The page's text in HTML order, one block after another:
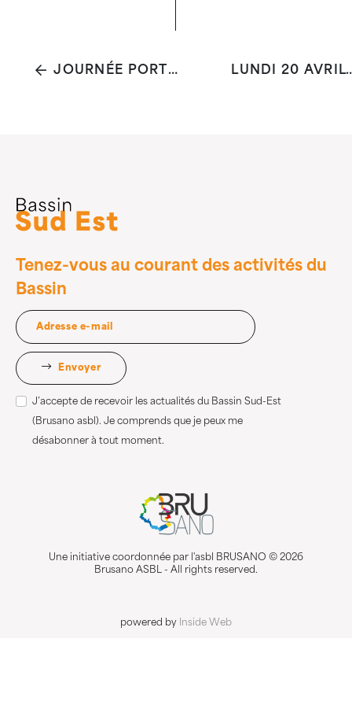
JOURNÉE PORTES OUVERTES DU CENTRE DE PRÉVENTION DE LA TUBERCULOSE DE BRUXELLES LUNDI 20 AVRIL : « LES ENJEUX
Tenez-vous au courant des activités du
Bassin
Envoyer
J’accepte de recevoir les actualités du Bassin Sud-Est
(Brusano asbl). Je comprends que je peux me
désabonner à tout moment.
Une initiative coordonnée par l'asbl BRUSANO © 2026
Brusano ASBL - All rights reserved.
powered by Inside Web